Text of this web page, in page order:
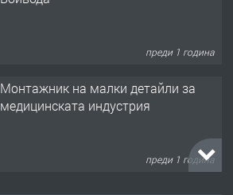
преди 1 година
Монтажник на малки детайли за
медицинската индустрия
преди 1 година